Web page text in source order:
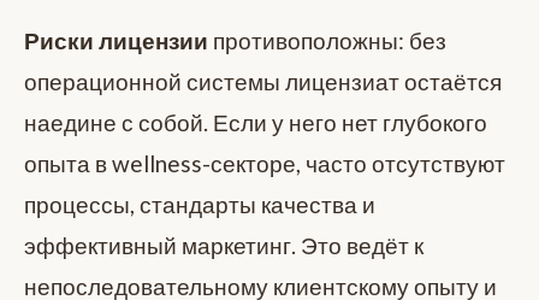
Риски лицензии противоположны: без
операционной системы лицензиат остаётся
наедине с собой. Если у него нет глубокого
опыта в wellness-секторе, часто отсутствуют
процессы, стандарты качества и
эффективный маркетинг. Это ведёт к
непоследовательному клиентскому опыту и